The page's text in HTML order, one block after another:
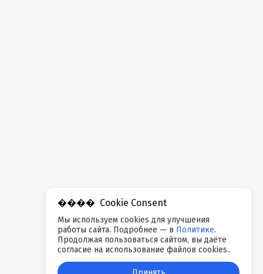
Cookie Consent
Мы используем cookies для улучшения
работы сайта. Подробнее — в Политике.
Продолжая пользоваться сайтом, вы даёте
согласие на использование файлов cookies..